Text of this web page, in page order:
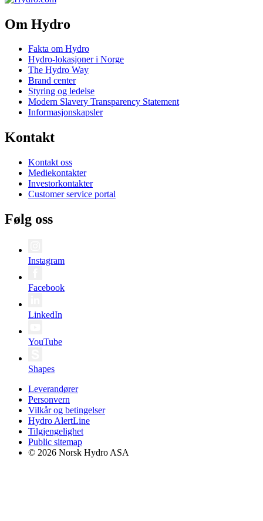
Om Hydro
Fakta om Hydro
Hydro-lokasjoner i Norge
The Hydro Way
Brand center
Styring og ledelse
Modern Slavery Transparency Statement
Informasjonskapsler
Kontakt
Kontakt oss
Mediekontakter
Investorkontakter
Customer service portal
Følg oss
Instagram
Facebook
LinkedIn
YouTube
Shapes
Leverandører
Personvern
Vilkår og betingelser
Hydro AlertLine
Tilgjengelighet
Public sitemap
© 2026 Norsk Hydro ASA